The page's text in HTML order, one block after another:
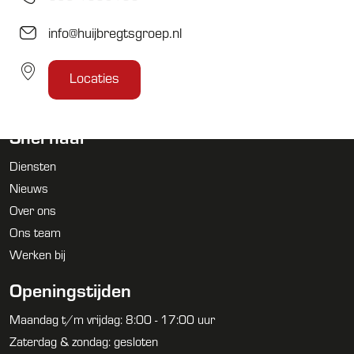
info@huijbregtsgroep.nl
Locaties
Snel naar
Diensten
Nieuws
Over ons
Ons team
Werken bij
Openingstijden
Maandag t/m vrijdag: 8:00 - 17:00 uur
Zaterdag & zondag: gesloten